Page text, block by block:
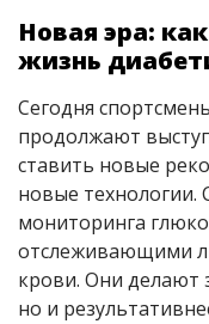
Новая эра:
жизнь
Сегодня
продолжают
ставить новые
новые
мониторинга
отслеживающими
крови. Они делают
но и